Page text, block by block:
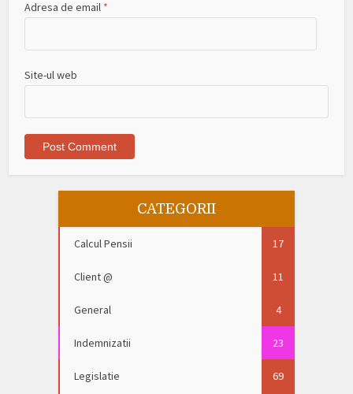
Adresa de email *
Site-ul web
CATEGORII
Calcul Pensii 17
Client @ 11
General 4
Indemnizatii 23
Legislatie 69